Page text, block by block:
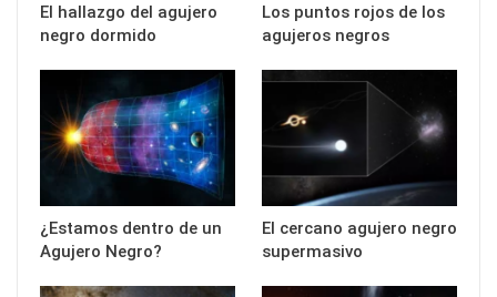
El hallazgo del agujero
negro dormido
Los puntos rojos de los
agujeros negros
¿Estamos dentro de un
Agujero Negro?
El cercano agujero negro
supermasivo